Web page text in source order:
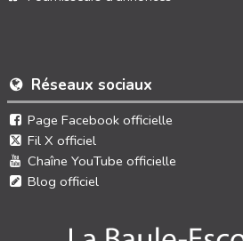
Réseaux sociaux
Page Facebook officielle
Fil X officiel
Chaîne YouTube officielle
Blog officiel